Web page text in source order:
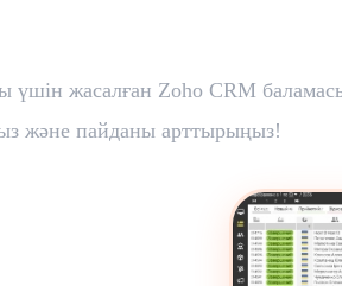
үшін жасалған Zoho CRM
және пайданы арттырыңыз!